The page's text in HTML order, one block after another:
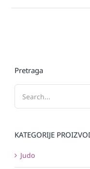
Pretraga
KATEGORIJE
Judo